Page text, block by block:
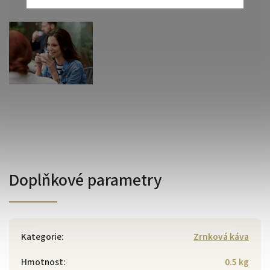
Doplňkové parametry
Kategorie:
Zrnková káva
Hmotnost:
0.5 kg